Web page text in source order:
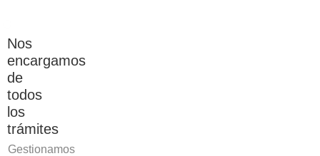
Nos
encargamos
de
todos
los
trámites
Gestionamos